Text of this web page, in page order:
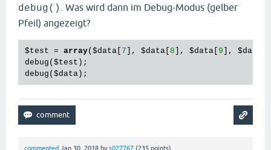
debug()
. Was wird dann im Debug-Modus (gelber
Pfeil) angezeigt?
$test = array( $data 7 ], $data 8 ], $data 9 ], $data
debug( $test );
debug( $data
commented Jan 30, 2018 bys027767 (235 points)